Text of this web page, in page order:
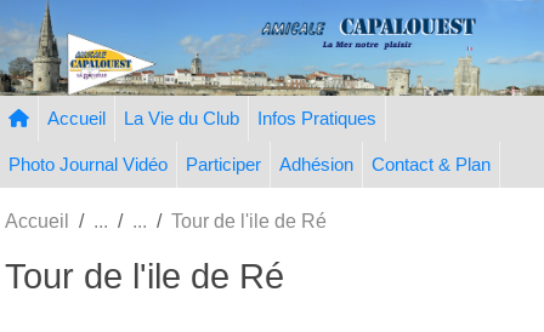
Accueil La Vie du Club Infos Pratiques
Photo Journal Vidéo Participer Adhésion Contact & Plan
Accueil Tour de l'ile de Ré
Tour de l'ile de Ré
Panneau de gestion des cookies